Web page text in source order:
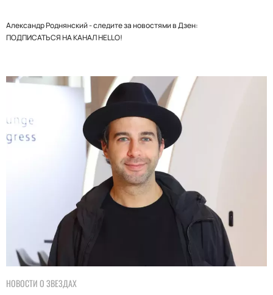
Александр Роднянский - следите за новостями в Дзен:
ПОДПИСАТЬСЯ НА КАНАЛ HELLO!
НОВОСТИ О ЗВЕЗДАХ